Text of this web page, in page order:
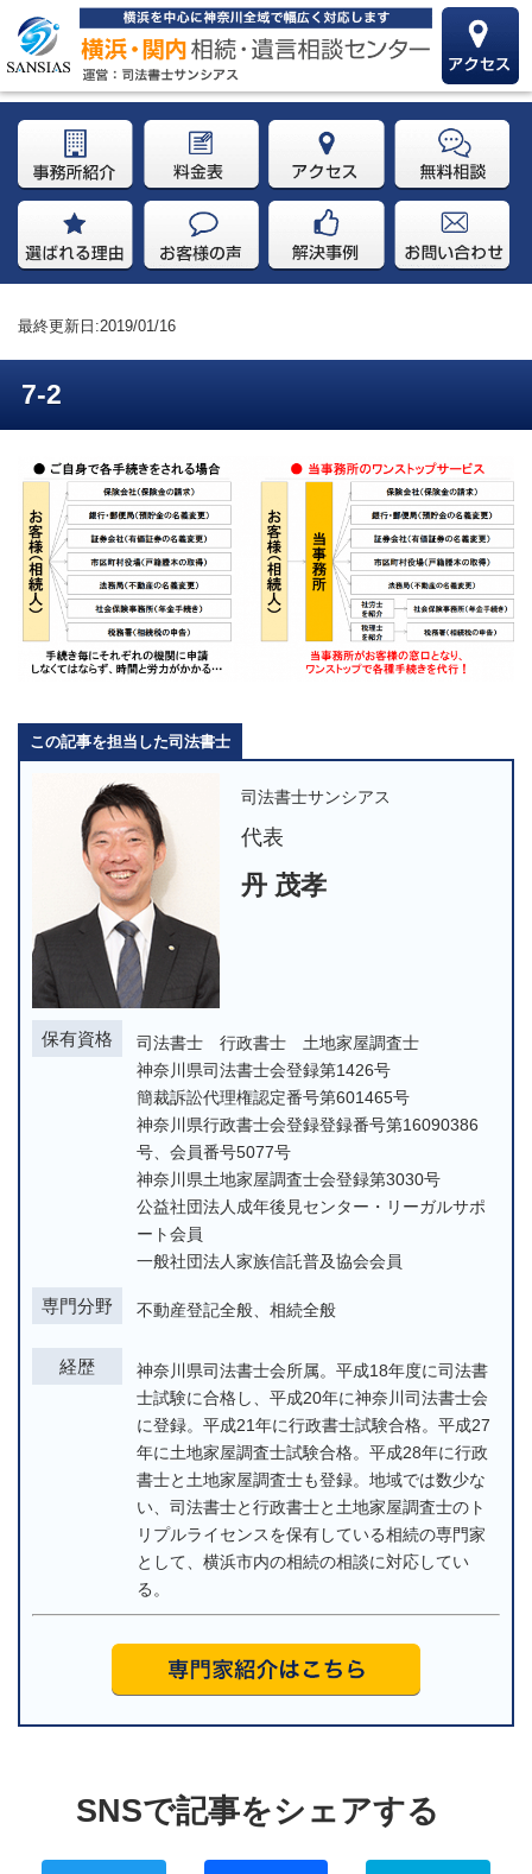
最終更新日:2019/01/16
7-2
この記事を担当した司法書士
司法書士サンシアス
代表
丹 茂孝
保有資格
司法書士 行政書士 土地家屋調査士
神奈川県司法書士会登録第1426号
簡裁訴訟代理権認定番号第601465号
神奈川県行政書士会登録登録番号第16090386
号、会員番号5077号
神奈川県土地家屋調査士会登録第3030号
公益社団法人成年後見センター・リーガルサポ
ート会員
一般社団法人家族信託普及協会会員
専門分野 不動産登記全般、相続全般
経歴
神奈川県司法書士会所属。平成18年度に司法書
士試験に合格し、平成20年に神奈川司法書士会
に登録。平成21年に行政書士試験合格。平成27
年に土地家屋調査士試験合格。平成28年に行政
書士と土地家屋調査士も登録。地域では数少な
い、司法書士と行政書士と土地家屋調査士のト
リプルライセンスを保有している相続の専門家
として、横浜市内の相続の相談に対応してい
る。